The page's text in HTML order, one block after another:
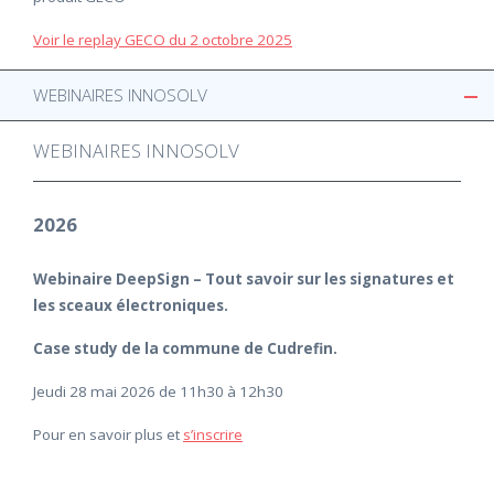
Voir le replay GECO du 2 octobre 2025
WEBINAIRES INNOSOLV
WEBINAIRES INNOSOLV
2026
Webinaire DeepSign – Tout savoir sur les signatures et
les sceaux électroniques.
Case study de la commune de Cudrefin.
Jeudi 28 mai 2026 de 11h30 à 12h30
Pour en savoir plus et s’inscrire